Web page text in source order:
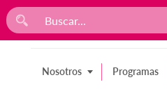
Nosotros Programas